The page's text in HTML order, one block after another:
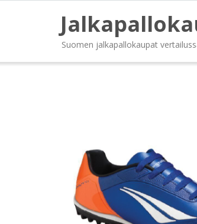
Suomen jalkapallokaupat